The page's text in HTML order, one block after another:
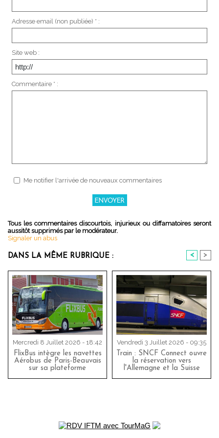
Adresse email (non publiée) * :
Site web :
Commentaire * :
Me notifier l'arrivée de nouveaux commentaires
Tous les commentaires discourtois, injurieux ou diffamatoires seront
aussitôt supprimés par le modérateur.
Signaler un abus
DANS LA MÊME RUBRIQUE : < >
Mercredi 8 Juillet 2026 - 18:42
FlixBus intègre les navettes
Aérobus de Paris-Beauvais
sur sa plateforme
Vendredi 3 Juillet 2026 - 09:35
Train : SNCF Connect ouvre
la réservation vers
l'Allemagne et la Suisse